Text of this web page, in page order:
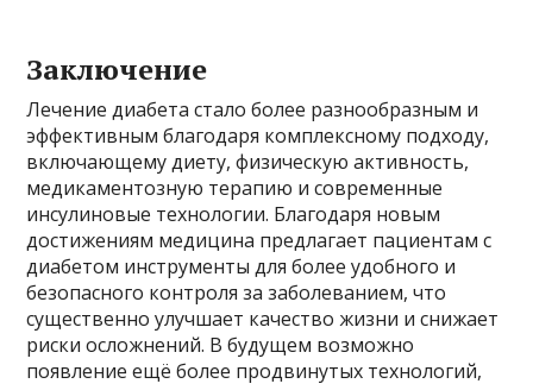
Заключение
Лечение диабета стало более разнообразным и
эффективным благодаря комплексному подходу,
включающему диету, физическую активность,
медикаментозную терапию и современные
инсулиновые технологии. Благодаря новым
достижениям медицина предлагает пациентам с
диабетом инструменты для более удобного и
безопасного контроля за заболеванием, что
существенно улучшает качество жизни и снижает
риски осложнений. В будущем возможно
появление ещё более продвинутых технологий,